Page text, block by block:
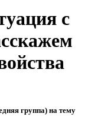
с
группа) на тему